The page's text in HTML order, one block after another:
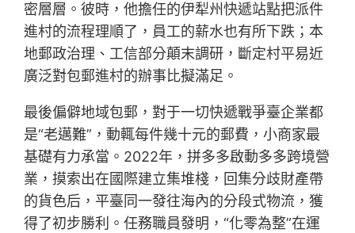
密層層。彼時，他擔任的伊犁州快遞站點把派件
進村的流程理順了，員工的薪水也有所下跌；本
地郵政治理、工信部分顛末調研，斷定村平易近
廣泛對包郵進村的辦事比擬滿足。
最後偏僻地域包郵，對于一切快遞戰爭臺企業都
是“老邁難”，動輒每件幾十元的郵費，小商家最
基礎有力承當。2022年，拼多多啟動多多跨境營
業，摸索出在國際建立集堆棧，回集分歧財產帶
的貨色后，平臺同一發往海內的分段式物流，獲
得了初步勝利。任務職員發明，“化零為整”在運